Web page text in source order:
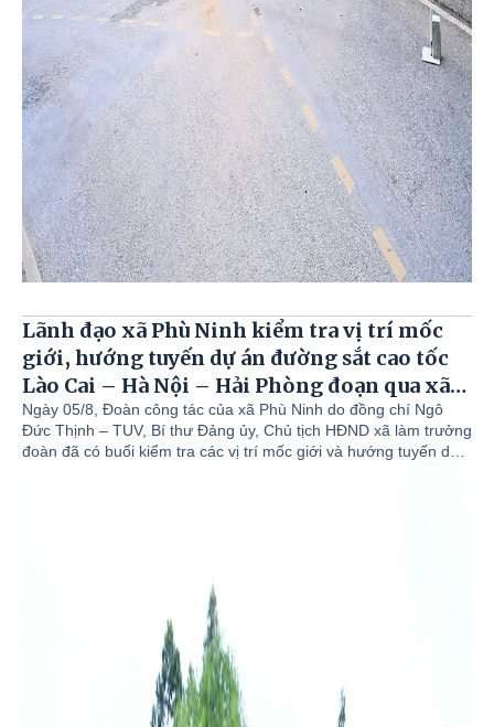
Lãnh đạo xã Phù Ninh kiểm tra vị trí mốc
giới, hướng tuyến dự án đường sắt cao tốc
Lào Cai – Hà Nội – Hải Phòng đoạn qua xã
Phù Ninh.
Ngày 05/8, Đoàn công tác của xã Phù Ninh do đồng chí Ngô
Đức Thịnh – TUV, Bí thư Đảng ủy, Chủ tịch HĐND xã làm trưởng
đoàn đã có buổi kiểm tra các vị trí mốc giới và hướng tuyến dự